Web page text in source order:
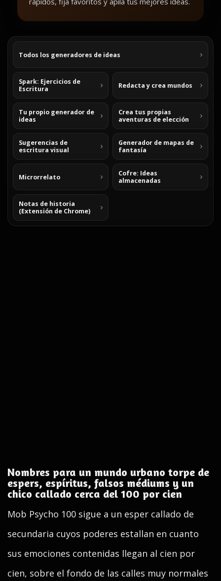
Todos los generadores de ideas
Spark: Ejercicios de
Escritura
Redacta y crea mundos
Tu propio generador de
ideas
Crea tus propias
aventuras de elección
Sugerencias de
escritura visual
Generador de mapas de
fantasía
Microrrelato
Cofre: Ideas
almacenadas
Notas de historia
(Extensión de Chrome)
Nombres para un mundo urbano torpe de
espers, espíritus, falsos médiums y un
chico callado cerca del 100 por cien
Mob Psycho 100 sigue a un esper callado de
secundaria cuyos poderes estallan en cuanto
sus emociones contenidas llegan al cien por
cien, sobre el fondo de las calles muy normales